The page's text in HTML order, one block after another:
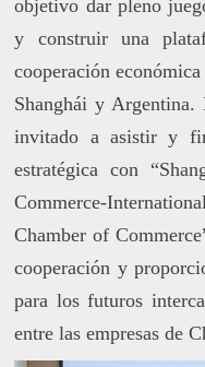
objetivo dar pleno
y construir una
cooperación
Shanghái y
invitado a asistir y
estratégica con
Commerce-
Chamber of
cooperación y
para los futuros
entre las empresas de